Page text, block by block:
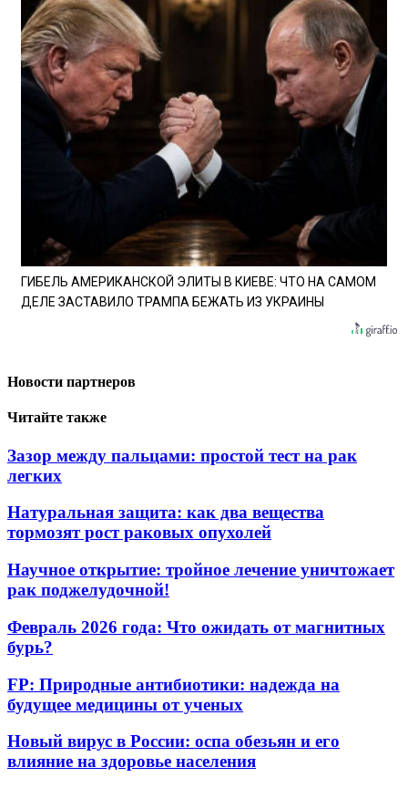
ГИБЕЛЬ АМЕРИКАНСКОЙ ЭЛИТЫ В КИЕВЕ: ЧТО НА САМОМ
ДЕЛЕ ЗАСТАВИЛО ТРАМПА БЕЖАТЬ ИЗ УКРАИНЫ
Новости партнеров
Читайте также
Зазор между пальцами: простой тест на рак
легких
Натуральная защита: как два вещества
тормозят рост раковых опухолей
Научное открытие: тройное лечение уничтожает
рак поджелудочной!
Февраль 2026 года: Что ожидать от магнитных
бурь?
FP: Природные антибиотики: надежда на
будущее медицины от ученых
Новый вирус в России: оспа обезьян и его
влияние на здоровье населения